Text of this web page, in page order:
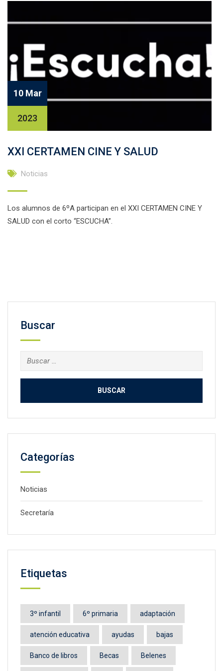
10 Mar
2023
XXI CERTAMEN CINE Y SALUD
Noticias
Los alumnos de 6ºA participan en el XXI CERTAMEN CINE Y
SALUD con el corto “ESCUCHA”.
Buscar
Buscar:
Categorías
Noticias
Secretaría
Etiquetas
3º infantil 6º primaria adaptación
atención educativa ayudas bajas
Banco de libros Becas Belenes